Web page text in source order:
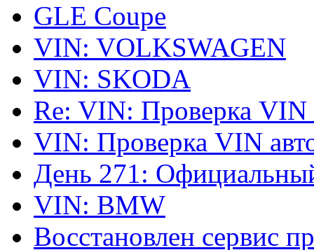
GLE Coupe
VIN: VOLKSWAGEN
VIN: SKODA
Re: VIN: Проверка VIN
VIN: Проверка VIN
День 271:
VIN: BMW
Восстановлен сервис